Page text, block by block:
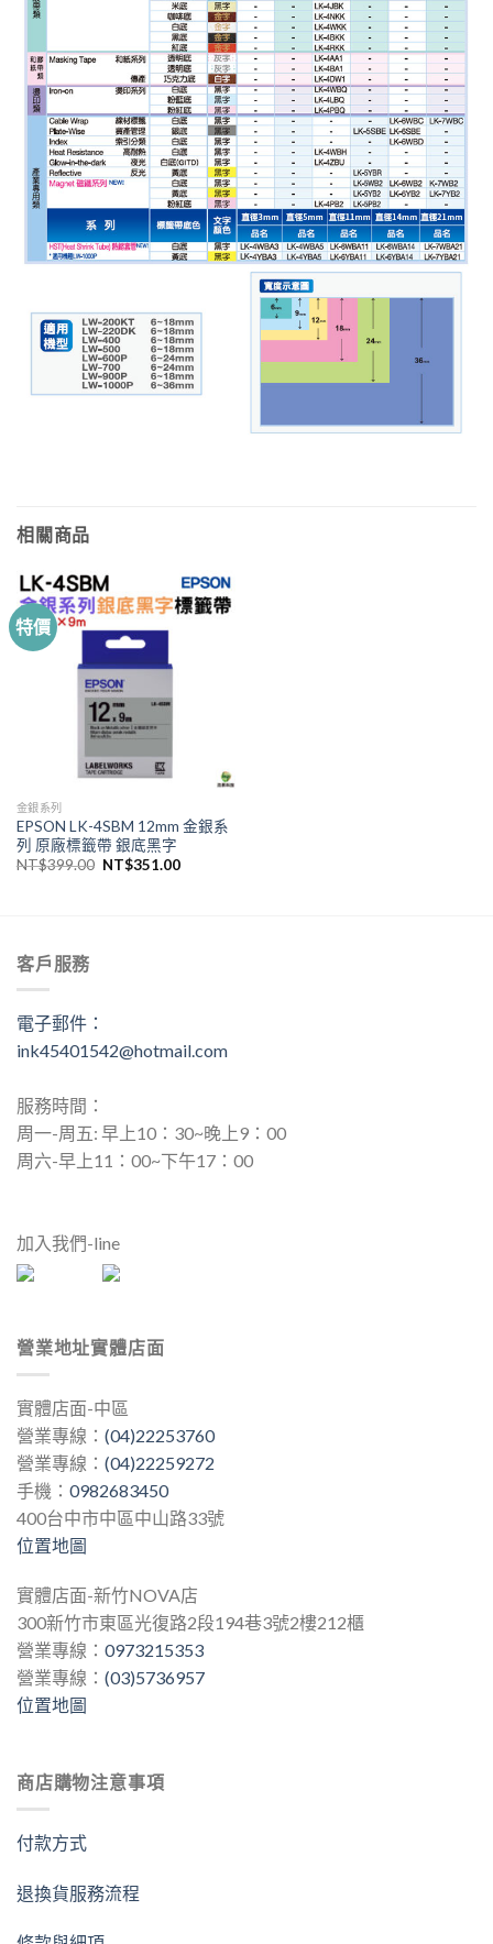
相關商品
特價
金銀系列
EPSON LK-4SBM 12mm 金銀系
列 原廠標籤帶 銀底黑字
NT$399.00 原
NT$351.00目
客戶服務
電子郵件：
ink45401542@hotmail.com
服務時間：
周一-周五: 早上10：30~晚上9：00
周六-早上11：00~下午17：00
加入我們-line
營業地址實體店面
實體店面-中區
營業專線： (04)22253760
營業專線： (04)22259272
手機： 0982683450
400台中市中區中山路33號
位置地圖
實體店面-新竹NOVA店
300新竹市東區光復路2段194巷3號2樓212櫃
營業專線： 0973215353
營業專線： (03)5736957
位置地圖
商店購物注意事項
付款方式
退換貨服務流程